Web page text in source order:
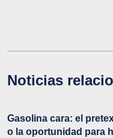
Noticias
Gasolina cara: el
o la oportunidad para